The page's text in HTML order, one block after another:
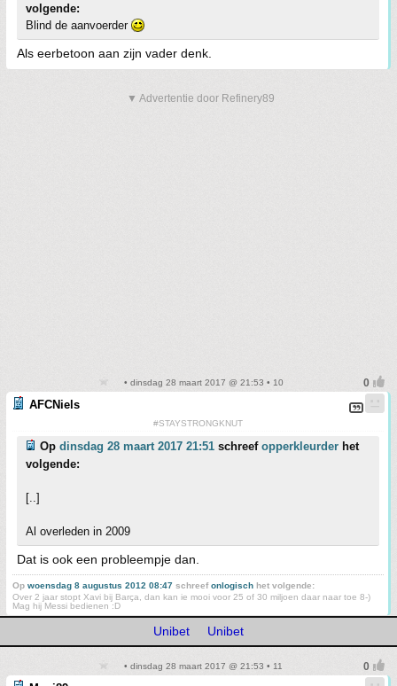
volgende:
Blind de aanvoerder
Als eerbetoon aan zijn vader denk.
▼ Advertentie door Refinery89
• dinsdag 28 maart 2017 @ 21:53 • 10
AFCNiels
#STAYSTRONGKNUT
Op dinsdag 28 maart 2017 21:51 schreef opperkleurder het
volgende:
[..]
Al overleden in 2009
Dat is ook een probleempje dan.
Op woensdag 8 augustus 2012 08:47 schreefonlogisch het volgende:
Over 2 jaar stopt Xavi bij Barça, dan kan ie mooi voor 25 of 30 miljoen daar naar toe 8-)
Mag hij Messi bedienen :D
Unibet Unibet
• dinsdag 28 maart 2017 @ 21:53 • 11